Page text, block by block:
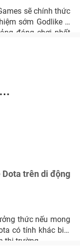
sẽ chính thức
sớm Godlike –
đáng chơi nhất
trên di động
thức nếu mong
có tính khác biệt
thị trường.